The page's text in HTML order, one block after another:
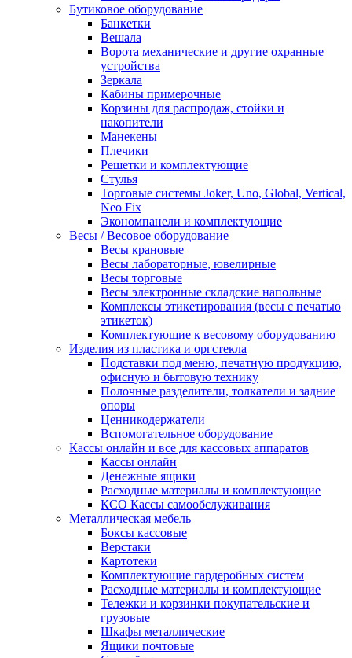
Бутиковое оборудование
Банкетки
Вешала
Ворота механические и другие охранные
устройства
Зеркала
Кабины примерочные
Корзины для распродаж, стойки и
накопители
Манекены
Плечики
Решетки и комплектующие
Стулья
Торговые системы Joker, Uno, Global, Vertical,
Neo Fix
Экономпанели и комплектующие
Весы / Весовое оборудование
Весы крановые
Весы лабораторные, ювелирные
Весы торговые
Весы электронные складские напольные
Комплексы этикетирования (весы с печатью
этикеток)
Комплектующие к весовому оборудованию
Изделия из пластика и оргстекла
Подставки под меню, печатную продукцию,
офисную и бытовую технику
Полочные разделители, толкатели и задние
опоры
Ценникодержатели
Вспомогательное оборудование
Кассы онлайн и все для кассовых аппаратов
Кассы онлайн
Денежные ящики
Расходные материалы и комплектующие
КСО Кассы самообслуживания
Металлическая мебель
Боксы кассовые
Верстаки
Картотеки
Комплектующие гардеробных систем
Расходные материалы и комплектующие
Тележки и корзинки покупательские и
грузовые
Шкафы металлические
Ящики почтовые